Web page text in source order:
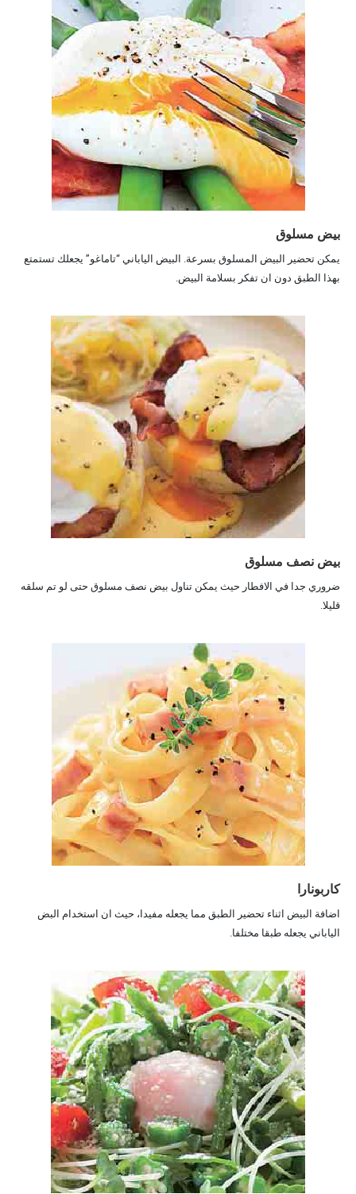
بيض مسلوق
يمكن تحضير البيض المسلوق بسرعة. البيض الياباني “تاماغو” يجعلك تستمتع
بهذا الطبق دون ان تفكر بسلامة البيض.
بيض نصف مسلوق
ضروري جدا في الافطار حيث يمكن تناول بيض نصف مسلوق حتى لو تم سلقه
قليلا.
كاربونارا
اضافة البيض اثناء تحضير الطبق مما يجعله مفيدا، حيث ان استخدام البض
الياباني يجعله طبقا مختلفا.